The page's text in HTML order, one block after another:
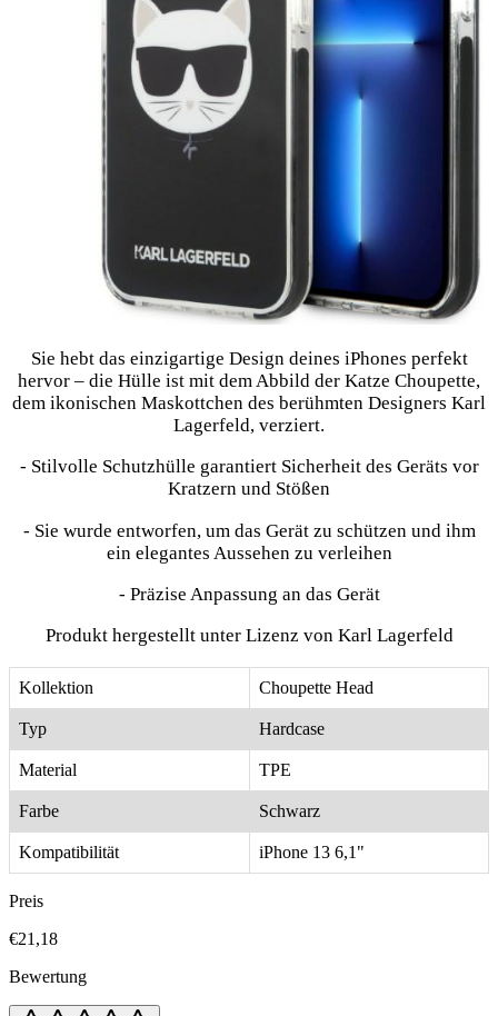
Sie hebt das einzigartige Design deines iPhones perfekt
hervor – die Hülle ist mit dem Abbild der Katze Choupette,
dem ikonischen Maskottchen des berühmten Designers Karl
Lagerfeld, verziert.
- Stilvolle Schutzhülle garantiert Sicherheit des Geräts vor
Kratzern und Stößen
- Sie wurde entworfen, um das Gerät zu schützen und ihm
ein elegantes Aussehen zu verleihen
- Präzise Anpassung an das Gerät
Produkt hergestellt unter Lizenz von Karl Lagerfeld
Kollektion Choupette Head
Typ Hardcase
Material TPE
Farbe Schwarz
Kompatibilität iPhone 13 6,1"
Preis
€21,18
Bewertung